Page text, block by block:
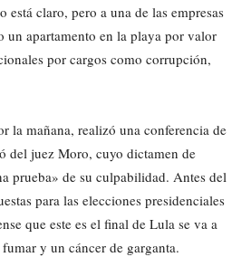
claro, pero a una de las empresas
un apartamento en la playa por valor
por cargos como corrupción,
la mañana, realizó una conferencia de
del juez Moro, cuyo dictamen de
prueba» de su culpabilidad. Antes del
para las elecciones presidenciales
que este es el final de Lula se va a
y un cáncer de garganta.